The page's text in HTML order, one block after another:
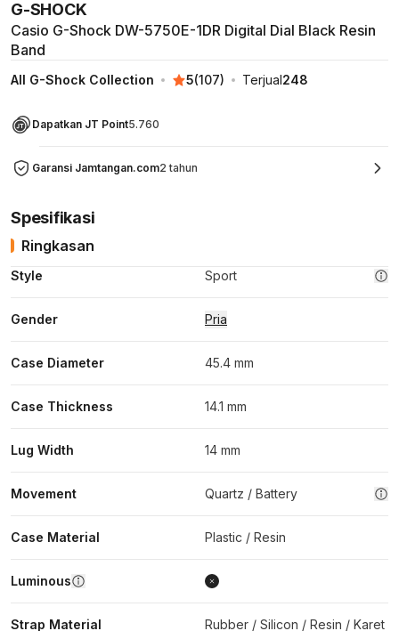
G-SHOCK
Casio G-Shock DW-5750E-1DR Digital Dial Black Resin
Band
All G-Shock Collection 5(107) Terjual248
Dapatkan JT Point5.760
Garansi Jamtangan.com2 tahun
Spesifikasi
Ringkasan
Style Sport
Gender Pria
Case Diameter 45.4 mm
Case Thickness 14.1 mm
Lug Width 14 mm
Movement Quartz / Battery
Case Material Plastic / Resin
Luminous
Strap Material Rubber / Silicon / Resin / Karet